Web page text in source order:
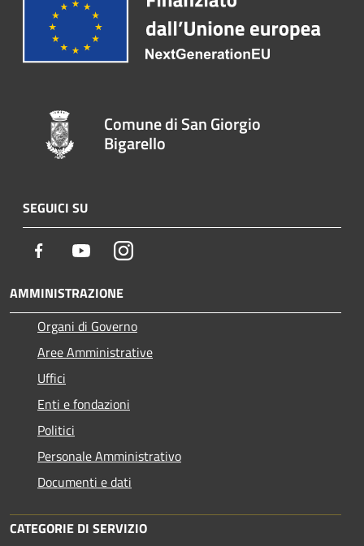
Comune di San Giorgio
Bigarello
SEGUICI SU
Facebook YoutubeInstagram
AMMINISTRAZIONE
Organi di Governo
Aree Amministrative
Uffici
Enti e fondazioni
Politici
Personale Amministrativo
Documenti e dati
CATEGORIE DI SERVIZIO